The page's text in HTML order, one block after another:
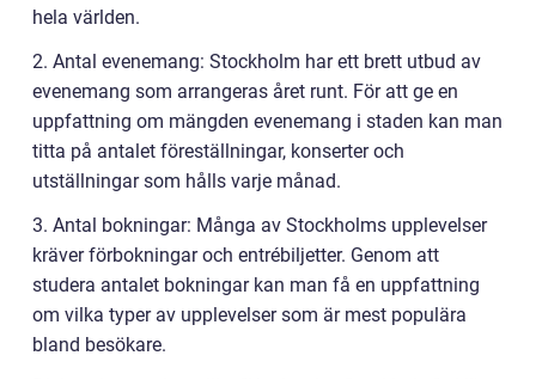
hela världen.
2. Antal evenemang: Stockholm har ett brett utbud av
evenemang som arrangeras året runt. För att ge en
uppfattning om mängden evenemang i staden kan man
titta på antalet föreställningar, konserter och
utställningar som hålls varje månad.
3. Antal bokningar: Många av Stockholms upplevelser
kräver förbokningar och entrébiljetter. Genom att
studera antalet bokningar kan man få en uppfattning
om vilka typer av upplevelser som är mest populära
bland besökare.